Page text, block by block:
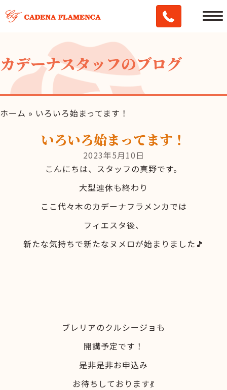
カデーナスタッフのブログ
ホーム » いろいろ始まってます！
いろいろ始まってます！
2023年5月10日
こんにちは、スタッフの真野です。
大型連休も終わり
ここ代々木のカデーナフラメンカでは
フィエスタ後、
新たな気持ちで新たなヌメロが始まりました🎵
ブレリアのクルシージョも
開講予定です！
是非是非お申込み
お待ちしております💃